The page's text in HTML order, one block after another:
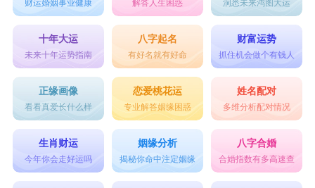
财运婚姻事业健康 解答人生困惑 洞悉未来鸿图大运
十年大运
未来十年运势指南
八字起名
有好名就有好命
财富运势
抓住机会做个有钱人
正缘画像
看看真爱长什么样
恋爱桃花运
专业解答姻缘困惑
姓名配对
多维分析配对情况
生肖财运
今年你会走好运吗
姻缘分析
揭秘你命中注定姻缘
八字合婚
合婚指数有多高速查